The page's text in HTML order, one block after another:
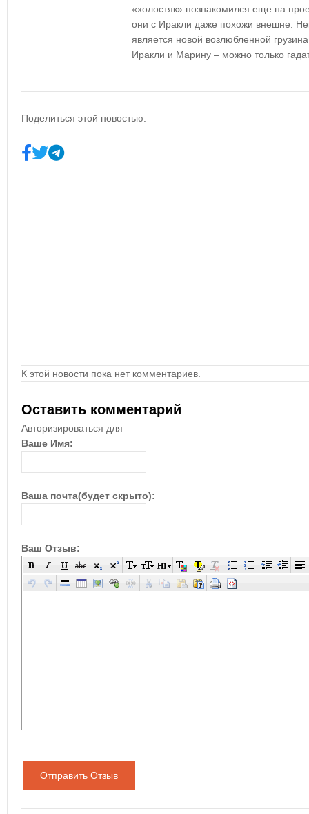
«холостяк» познакомился еще на
они с Иракли даже похожи внешне.
является новой возлюбленной
Иракли и Марину – можно только
Поделиться этой новостью:
К этой новости пока нет комментариев.
Оставить комментарий
Авторизироваться для
Ваше Имя:
Ваша почта(будет скрыто):
Ваш Отзыв:
Отправить Отзыв